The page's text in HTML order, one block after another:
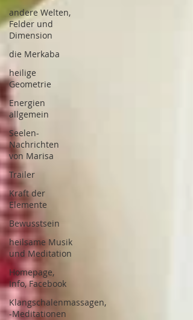
andere Welten,
Felder und
Dimension
die Merkaba
heilige
Geometrie
Energien
allgemein
Seelen-
Nachrichten
von Marisa
Trailer
Kraft der
Elemente
Bewusstsein
heilsame Musik
und Meditation
Homepage,
Info, Facebook
Klangschalenmassagen,
-Meditationen